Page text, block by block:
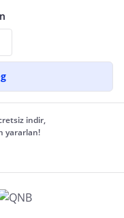
indir,
yararlan!